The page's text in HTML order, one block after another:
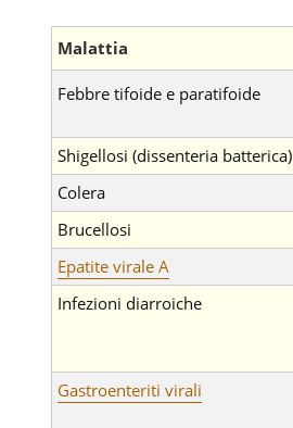
Malattia
Febbre tifoide e paratifoide
Shigellosi (dissenteria batterica)
Colera
Brucellosi
Epatite virale A
Infezioni diarroiche
Gastroenteriti virali